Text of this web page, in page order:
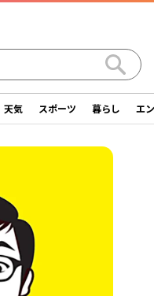
イベント ニュース
ライター
SNS一覧
天気 スポーツ 暮らし エ